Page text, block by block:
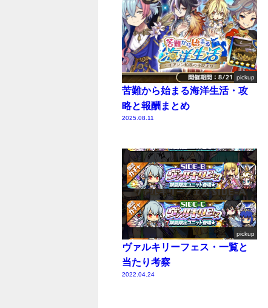
pickup
苦難から始まる海洋生活・攻
略と報酬まとめ
2025.08.11
pickup
ヴァルキリーフェス・一覧と
当たり考察
2022.04.24